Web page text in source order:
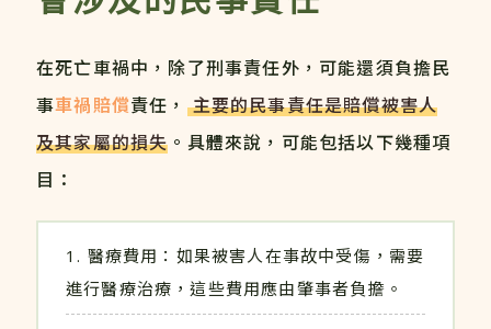
在死亡車禍中，除了刑事責任外，可能還須負擔民
事車禍賠償責任， 主要的民事責任是賠償被害人
及其家屬的損失 。具體來說，可能包括以下幾種項
目：
醫療費用：如果被害人在事故中受傷，需要
進行醫療治療，這些費用應由肇事者負擔。